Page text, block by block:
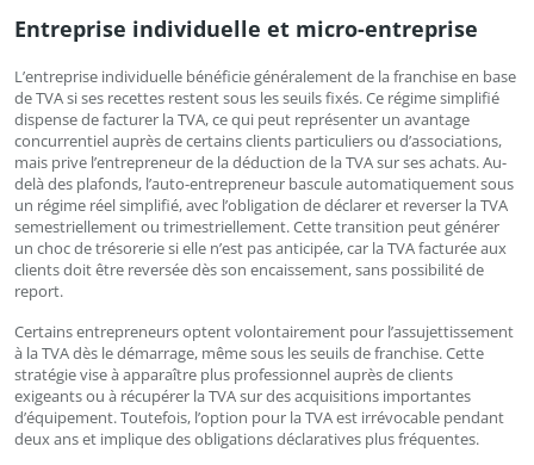
Entreprise individuelle et micro-entreprise
L’entreprise individuelle bénéficie généralement de la franchise en base
de TVA si ses recettes restent sous les seuils fixés. Ce régime simplifié
dispense de facturer la TVA, ce qui peut représenter un avantage
concurrentiel auprès de certains clients particuliers ou d’associations,
mais prive l’entrepreneur de la déduction de la TVA sur ses achats. Au-
delà des plafonds, l’auto-entrepreneur bascule automatiquement sous
un régime réel simplifié, avec l’obligation de déclarer et reverser la TVA
semestriellement ou trimestriellement. Cette transition peut générer
un choc de trésorerie si elle n’est pas anticipée, car la TVA facturée aux
clients doit être reversée dès son encaissement, sans possibilité de
report.
Certains entrepreneurs optent volontairement pour l’assujettissement
à la TVA dès le démarrage, même sous les seuils de franchise. Cette
stratégie vise à apparaître plus professionnel auprès de clients
exigeants ou à récupérer la TVA sur des acquisitions importantes
d’équipement. Toutefois, l’option pour la TVA est irrévocable pendant
deux ans et implique des obligations déclaratives plus fréquentes.